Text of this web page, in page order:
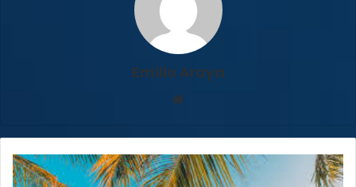
Emilio Araya
Funcionarios
públicos